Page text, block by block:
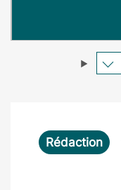
e
Rédaction